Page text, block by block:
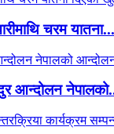
चरम यातना...
आन्दोलन